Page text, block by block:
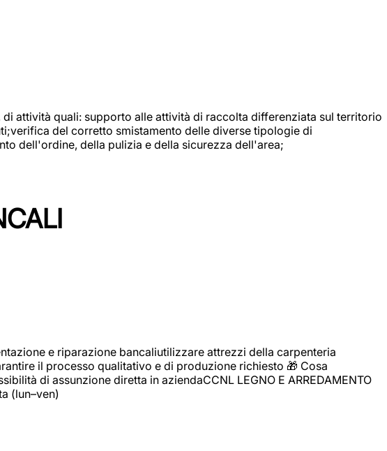
attività quali: supporto alle attività di raccolta differenziata sul territorio
del corretto smistamento delle diverse tipologie di
dell'ordine, della pulizia e della sicurezza dell'area;
e riparazione bancaliutilizzare attrezzi della carpenteria
il processo qualitativo e di produzione richiesto 🎁 Cosa
di assunzione diretta in aziendaCCNL LEGNO E ARREDAMENTO
(lun–ven)